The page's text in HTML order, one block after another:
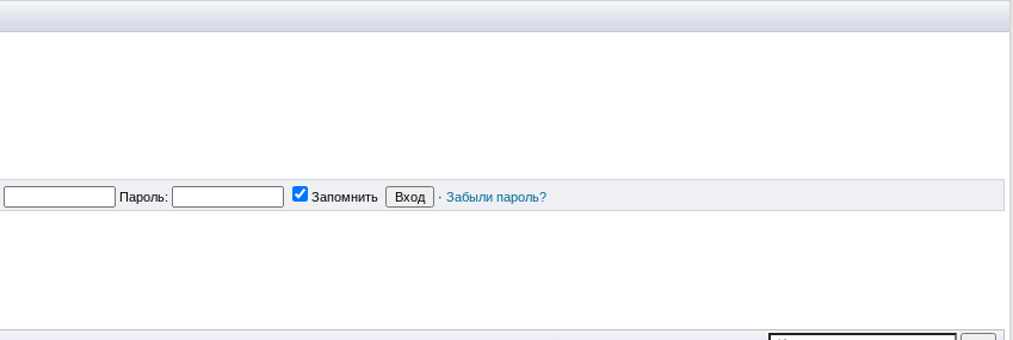
Пароль: Запомнить · Забыли пароль?